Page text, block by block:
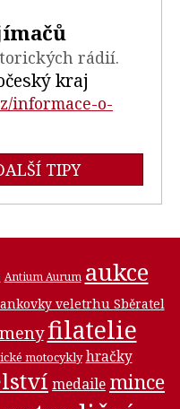
rádií.
kraj
informace-o-
TIPY
Antium Aurum aukce
veletrhu Sběratel
filatelie
motocykly hračky
medaile mince